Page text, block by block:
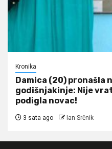
Kronika
Damica (20) pronašla
godišnjakinje: Nije
podigla novac!
3 sata ago Ian Srčnik